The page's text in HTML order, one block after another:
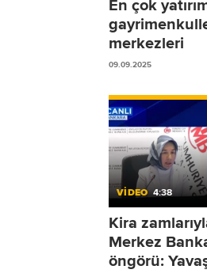
En çok
merkezleri
09.09.2025
VİDEO 4:38
Kira
Merkez
öngörü: